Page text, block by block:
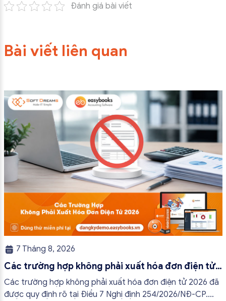
Đánh giá bài viết
Bài viết liên quan
7 Tháng 8, 2026
Các trường hợp không phải xuất hóa đơn điện tử
2026
Các trường hợp không phải xuất hóa đơn điện tử 2026 đã
được quy định rõ tại Điều 7 Nghị định 254/2026/NĐ-CP.